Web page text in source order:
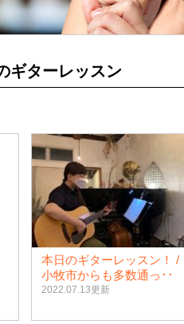
ギターレッスン
本日のギターレッスン！ /
小牧市からも多数通っ･･
2022.07.13更新